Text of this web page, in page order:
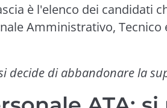
è l'elenco dei candidati
Amministrativo, Tecnico
decide di abbandonare la